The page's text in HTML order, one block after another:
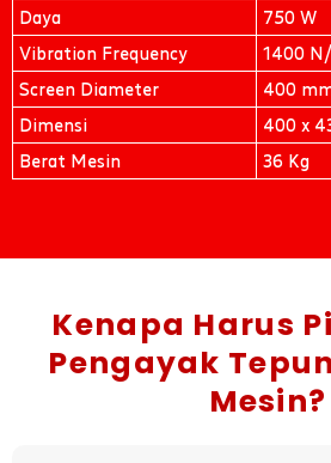
Daya
750 W
Vibration Frequency
1400
Screen Diameter
400
Dimensi
400 x
Berat Mesin
36 Kg
Kenapa Harus
Pengayak
Mesin?